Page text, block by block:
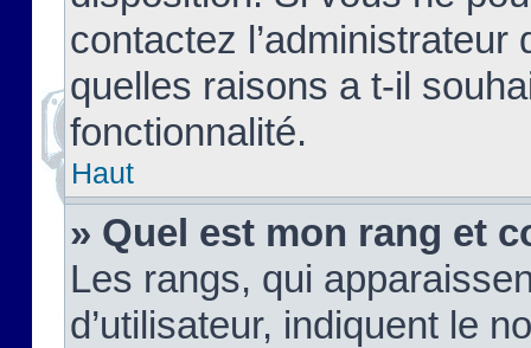
contactez
quelles raisons a t-il
fonctionnalité.
Haut
» Quel est mon rang et
Les rangs, qui
d’utilisateur, indiquent le